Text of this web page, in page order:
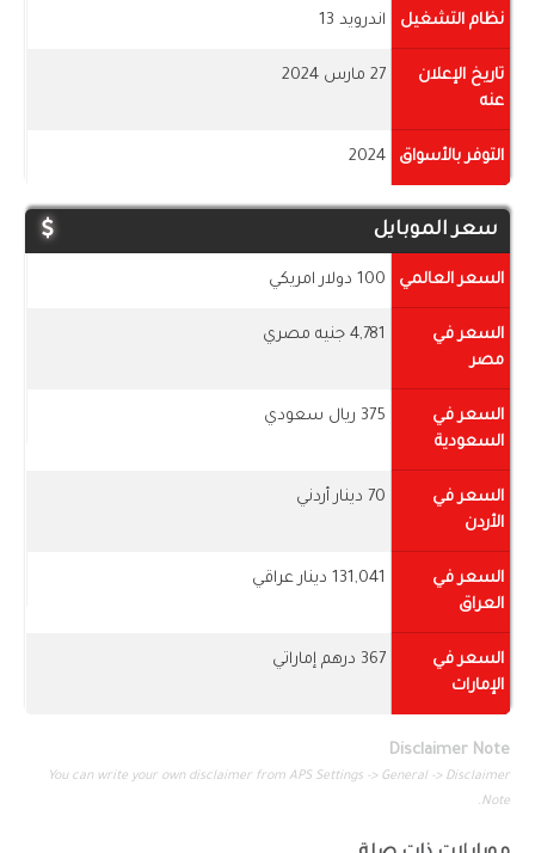
نظام التشغيل اندرويد 13
تاريخ الإعلان
عنه
27 مارس 2024
التوفر بالأسواق 2024
سعر الموبايل
السعر العالمي 100 دولار امريكي
السعر في
مصر
4,781 جنيه مصري
السعر في
السعودية
375 ريال سعودي
السعر في
الأردن
70 دينار أردني
السعر في
العراق
131,041 دينار عراقي
السعر في
الإمارات
367 درهم إماراتي
Disclaimer Note
You can write your own disclaimer from APS Settings -> General -> Disclaimer
Note.